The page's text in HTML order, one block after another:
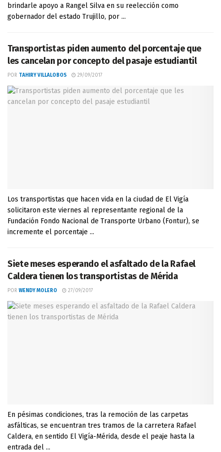
brindarle apoyo a Rangel Silva en su reelección como
gobernador del estado Trujillo, por ...
Transportistas piden aumento del porcentaje que
les cancelan por concepto del pasaje estudiantil
POR TAHIRY VILLALOBOS 29/09/2017
Los transportistas que hacen vida en la ciudad de El Vigía
solicitaron este viernes al representante regional de la
Fundación Fondo Nacional de Transporte Urbano (Fontur), se
incremente el porcentaje ...
Siete meses esperando el asfaltado de la Rafael
Caldera tienen los transportistas de Mérida
POR WENDY MOLERO 27/09/2017
En pésimas condiciones, tras la remoción de las carpetas
asfálticas, se encuentran tres tramos de la carretera Rafael
Caldera, en sentido El Vigía-Mérida, desde el peaje hasta la
entrada del ...